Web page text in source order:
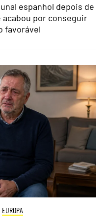
espanhol depois de
por conseguir
favorável
EUROPA